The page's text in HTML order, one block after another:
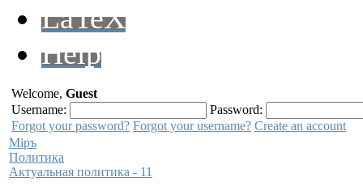
LaTeX
Help
Welcome, Guest
Username:
Password:
Forgot your password? Forgot your username? Create an account
Мiръ
Политика
Актуальная политика - 11